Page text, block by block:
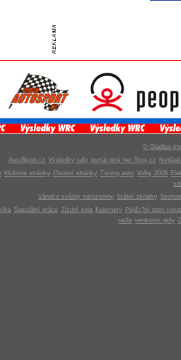
© Gladius-
AutoSport.cz Výsledky rally portál plný her Stroj.cz
Klubové stránky Osobní stránky Tuning auto Volby 2006
Vánoce svátky narozeniny Státní zkratky
Speciální práce Jízdní kola Kulomety
Pojišt?ní proti
radla venkovní grily